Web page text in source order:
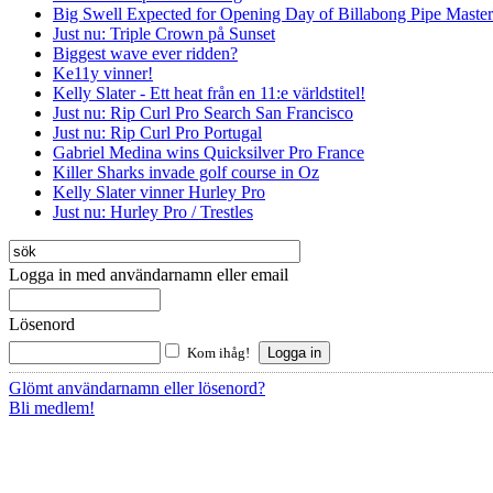
Big Swell Expected for Opening Day of Billabong Pipe
Just nu: Triple Crown på Sunset
Biggest wave ever ridden?
Ke11y vinner!
Kelly Slater - Ett heat från en 11:e världstitel!
Just nu: Rip Curl Pro Search San Francisco
Just nu: Rip Curl Pro Portugal
Gabriel Medina wins Quicksilver Pro France
Killer Sharks invade golf course in Oz
Kelly Slater vinner Hurley Pro
Just nu: Hurley Pro / Trestles
Logga in med användarnamn eller email
Lösenord
Kom ihåg!
Glömt användarnamn eller lösenord?
Bli medlem!